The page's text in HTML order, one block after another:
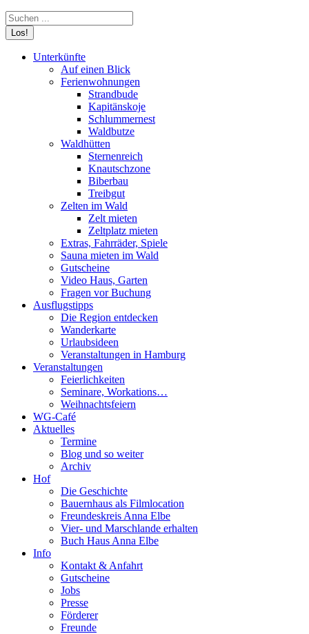
Search:
Unterkünfte
Auf einen Blick
Ferienwohnungen
Strandbude
Kapitänskoje
Schlummernest
Waldbutze
Waldhütten
Sternenreich
Knautschzone
Biberbau
Treibgut
Zelten im Wald
Zelt mieten
Zeltplatz mieten
Extras, Fahrräder, Spiele
Sauna mieten im Wald
Gutscheine
Video Haus, Garten
Fragen vor Buchung
Ausflugstipps
Die Region entdecken
Wanderkarte
Urlaubsideen
Veranstaltungen in Hamburg
Veranstaltungen
Feierlichkeiten
Seminare, Workations…
Weihnachtsfeiern
WG-Café
Aktuelles
Termine
Blog und so weiter
Archiv
Hof
Die Geschichte
Bauernhaus als Filmlocation
Freundeskreis Anna Elbe
Vier- und Marschlande erhalten
Buch Haus Anna Elbe
Info
Kontakt & Anfahrt
Gutscheine
Jobs
Presse
Förderer
Freunde